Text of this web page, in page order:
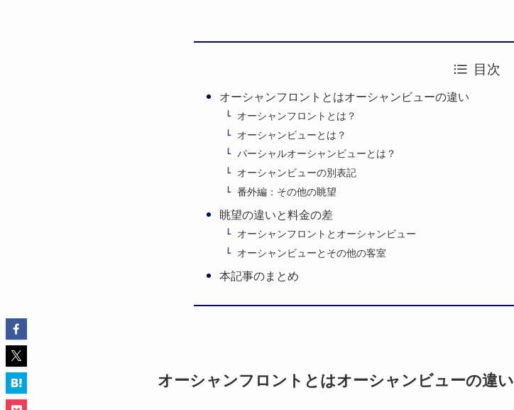
目次
オーシャンフロントとはオーシャンビューの違い
オーシャンフロントとは？
オーシャンビューとは？
パーシャルオーシャンビューとは？
オーシャンビューの別表記
番外編：その他の眺望
眺望の違いと料金の差
オーシャンフロントとオーシャンビュー
オーシャンビューとその他の客室
本記事のまとめ
オーシャンフロントとはオーシャンビューの違い